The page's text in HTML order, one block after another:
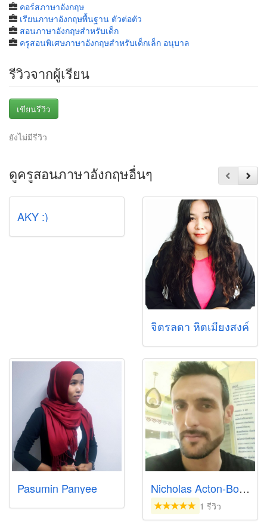
คอร์สภาษาอังกฤษ
เรียนภาษาอังกฤษพื้นฐาน ตัวต่อตัว
สอนภาษาอังกฤษสำหรับเด็ก
ครูสอนพิเศษภาษาอังกฤษสำหรับเด็กเล็ก อนุบาล
รีวิวจากผู้เรียน
เขียนรีวิว
ยังไม่มีรีวิว
ดูครูสอนภาษาอังกฤษอื่นๆ
AKY :)
จิตรลดา หิตเมียงสงค์
Pasumin Panyee Nicholas Acton-Bond
1 รีวิว